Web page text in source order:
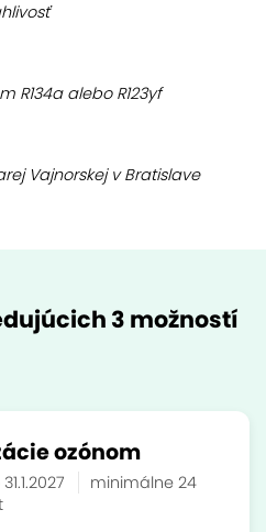
R134a alebo R123yf
Vajnorskej v Bratislave
3 možností
ozónom
minimálne 24